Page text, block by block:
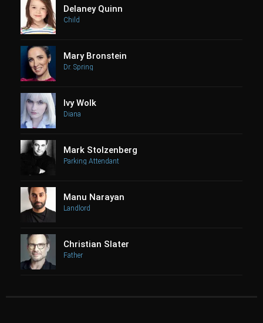
Delaney Quinn
Child
Mary Bronstein
Dr. Spring
Ivy Wolk
Diana
Mark Stolzenberg
Parking Attendant
Manu Narayan
Landlord
Christian Slater
Father